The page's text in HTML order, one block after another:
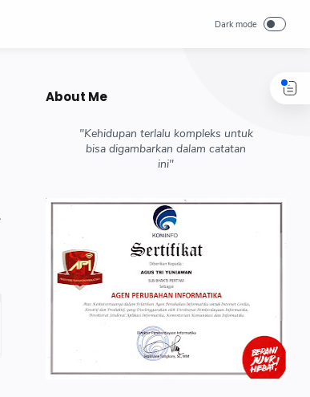
About Me
"Kehidupan terlalu kompleks untuk
bisa digambarkan dalam catatan
ini"